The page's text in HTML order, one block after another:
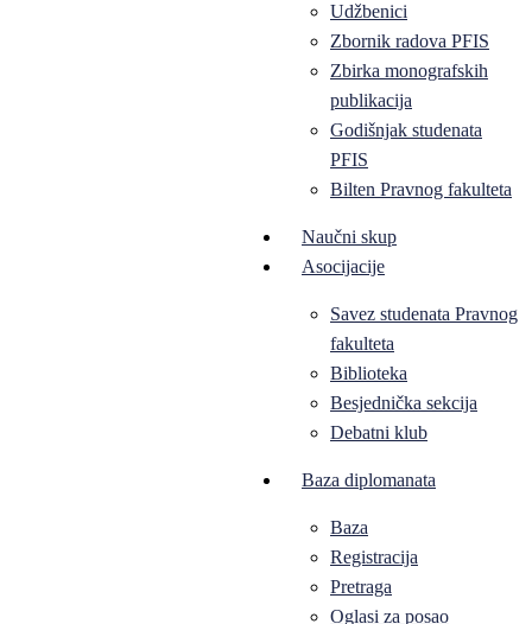
Udžbenici
Zbornik radova PFIS
Zbirka monografskih
publikacija
Godišnjak studenata
PFIS
Bilten Pravnog fakulteta
Naučni skup
Asocijacije
Savez studenata Pravnog
fakulteta
Biblioteka
Besjednička sekcija
Debatni klub
Baza diplomanata
Baza
Registracija
Pretraga
Oglasi za posao